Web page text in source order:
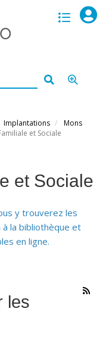
Implantations
Mons
et Sociale
et Sociale
y trouverez les
la bibliothèque et
en ligne.
les